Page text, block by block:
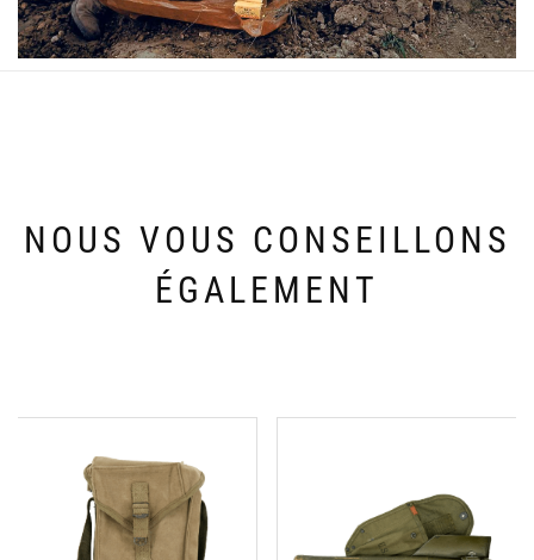
NOUS VOUS CONSEILLONS
ÉGALEMENT